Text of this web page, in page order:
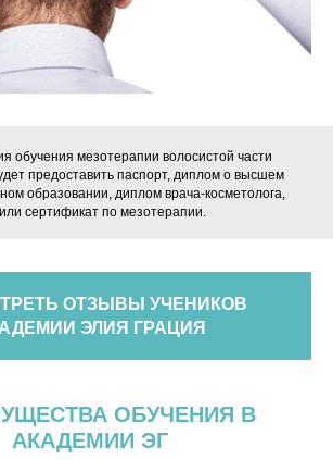
обучения мезотерапии волосистой части
предоставить паспорт, диплом о высшем
образовании, диплом врача-косметолога,
сертификат по мезотерапии.
ОТЗЫВЫ УЧЕНИКОВ
ЭЛИЯ ГРАЦИЯ
ОБУЧЕНИЯ В
АКАДЕМИИ ЭГ